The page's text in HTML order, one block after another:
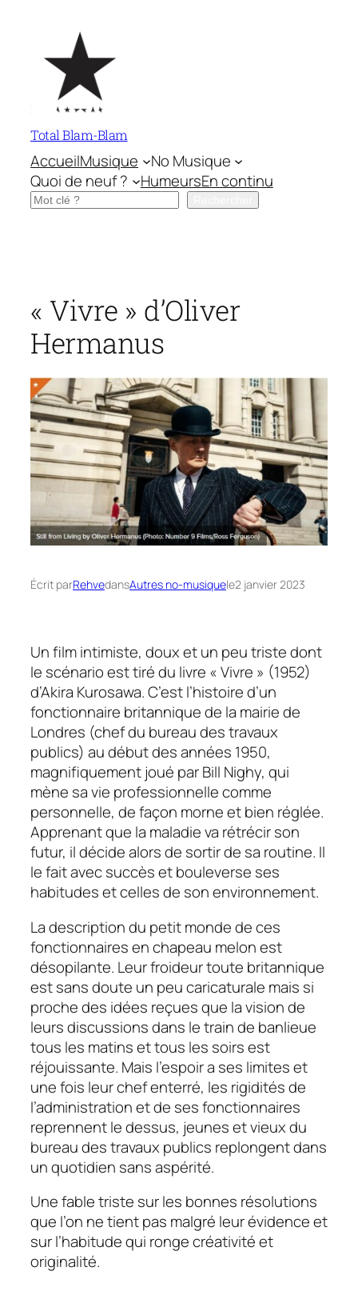
contenu
Total Blam-Blam
AccueilMusique
No Musique
Quoi de neuf ?
HumeursEn continu
Rechercher
« Vivre » d’Oliver
Hermanus
Écrit parRehvedansAutres no-musiquele2 janvier 2023
Un film intimiste, doux et un peu triste dont
le scénario est tiré du livre « Vivre » (1952)
d’Akira Kurosawa. C’est l’histoire d’un
fonctionnaire britannique de la mairie de
Londres (chef du bureau des travaux
publics) au début des années 1950,
magnifiquement joué par Bill Nighy, qui
mène sa vie professionnelle comme
personnelle, de façon morne et bien réglée.
Apprenant que la maladie va rétrécir son
futur, il décide alors de sortir de sa routine. Il
le fait avec succès et bouleverse ses
habitudes et celles de son environnement.
La description du petit monde de ces
fonctionnaires en chapeau melon est
désopilante. Leur froideur toute britannique
est sans doute un peu caricaturale mais si
proche des idées reçues que la vision de
leurs discussions dans le train de banlieue
tous les matins et tous les soirs est
réjouissante. Mais l’espoir a ses limites et
une fois leur chef enterré, les rigidités de
l’administration et de ses fonctionnaires
reprennent le dessus, jeunes et vieux du
bureau des travaux publics replongent dans
un quotidien sans aspérité.
Une fable triste sur les bonnes résolutions
que l’on ne tient pas malgré leur évidence et
sur l’habitude qui ronge créativité et
originalité.